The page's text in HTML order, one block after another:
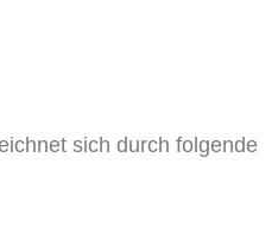
sich durch folgende